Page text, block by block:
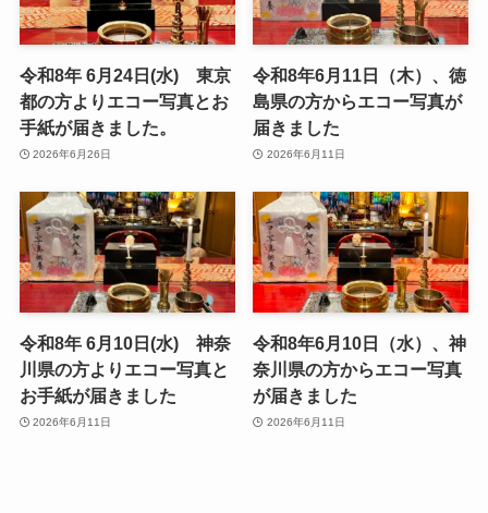
令和8年 6月24日(水) 東京
都の方よりエコー写真とお
手紙が届きました。
2026年6月26日
令和8年6月11日（木）、徳
島県の方からエコー写真が
届きました
2026年6月11日
令和8年 6月10日(水) 神奈
川県の方よりエコー写真と
お手紙が届きました
2026年6月11日
令和8年6月10日（水）、神
奈川県の方からエコー写真
が届きました
2026年6月11日